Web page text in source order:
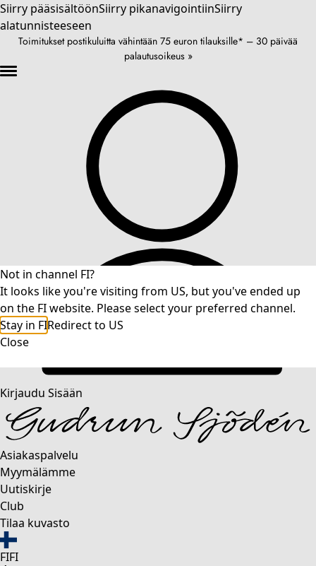
Siirry pääsisältöönSiirry pikanavigointiinSiirry
alatunnisteeseen
Toimitukset postikuluitta vähintään 75 euron tilauksille* – 30 päivää
palautusoikeus »
Kirjaudu Sisään
Asiakaspalvelu
Myymälämme
Uutiskirje
Club
Tilaa kuvasto
FIFI
Not in channel FI?
It looks like you're visiting from US, but you've ended up
on the FI website. Please select your preferred channel.
Stay in FIRedirect to US
Close